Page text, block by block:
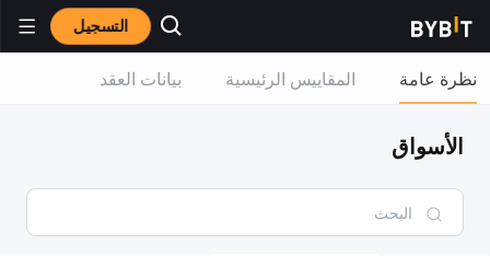
التسجيل
نظرة عامة المقاييس الرئيسية بيانات العقد
الأسواق